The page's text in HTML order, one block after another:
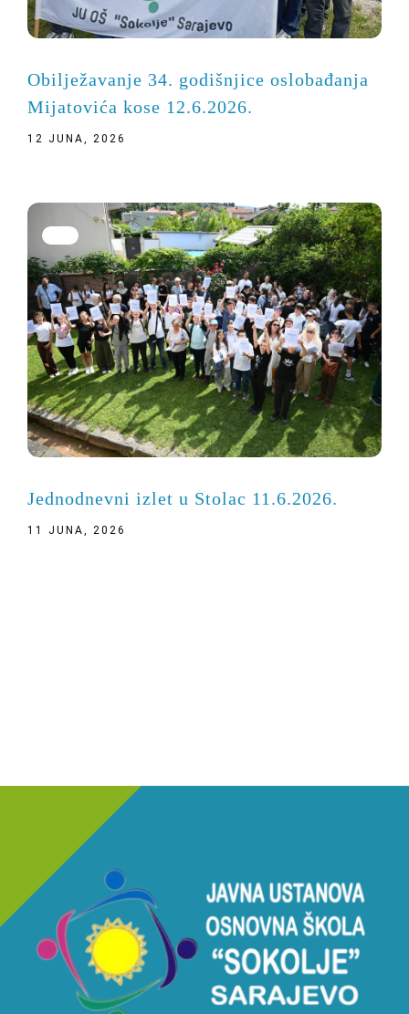
Obilježavanje 34. godišnjice oslobađanja
Mijatovića kose 12.6.2026.
12 JUNA, 2026
Jednodnevni izlet u Stolac 11.6.2026.
11 JUNA, 2026